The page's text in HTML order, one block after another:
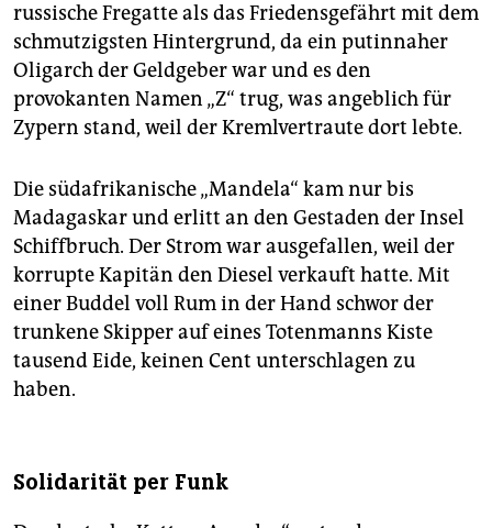
russische Fregatte als das Friedensgefährt mit dem
schmutzigsten Hintergrund, da ein putinnaher
Oligarch der Geldgeber war und es den
provokanten Namen „Z“ trug, was angeblich für
Zypern stand, weil der Kremlvertraute dort lebte.
Die südafrikanische „Mandela“ kam nur bis
Madagaskar und erlitt an den Gestaden der Insel
Schiffbruch. Der Strom war ausgefallen, weil der
korrupte Kapitän den Diesel verkauft hatte. Mit
einer Buddel voll Rum in der Hand schwor der
trunkene Skipper auf eines Totenmanns Kiste
tausend Eide, keinen Cent unterschlagen zu
haben.
Solidarität per Funk